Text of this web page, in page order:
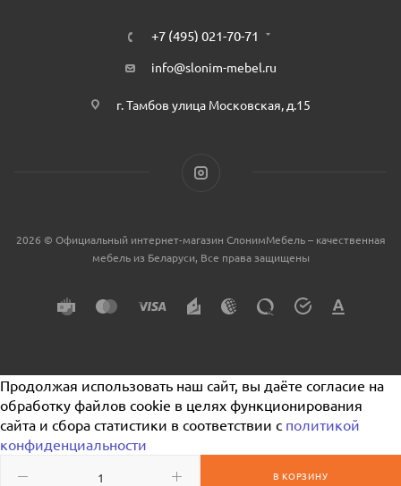
В КОРЗИНУ
+7 (495) 021-70-71
info@slonim-mebel.ru
г. Тамбов улица Московская, д.15
2026 © Официальный интернет-магазин СлонимМебель – качественная
мебель из Беларуси, Все права защищены
Продолжая использовать наш сайт, вы даёте согласие на
обработку файлов cookie в целях функционирования
сайта и сбора статистики в соответствии с политикой
конфиденциальности